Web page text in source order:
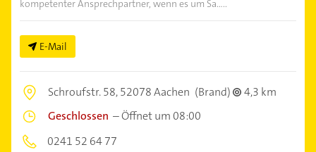
kompetenter Ansprechpartner, wenn es um Sa.....
E-Mail
Schroufstr. 58,52078 Aachen (Brand)
4,3 km
Geschlossen –Öffnet um 08:00
0241 52 64 77